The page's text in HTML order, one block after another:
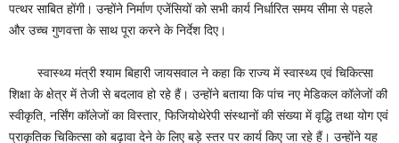
पत्थर साबित होंगी। उन्होंने निर्माण एजेंसियों को सभी कार्य निर्धारित समय सीमा से पहले
और उच्च गुणवत्ता के साथ पूरा करने के निर्देश दिए।
स्वास्थ्य मंत्री श्याम बिहारी जायसवाल ने कहा कि राज्य में स्वास्थ्य एवं चिकित्सा
शिक्षा के क्षेत्र में तेजी से बदलाव हो रहे हैं। उन्होंने बताया कि पांच नए मेडिकल कॉलेजों की
स्वीकृति, नर्सिंग कॉलेजों का विस्तार, फिजियोथेरेपी संस्थानों की संख्या में वृद्धि तथा योग एवं
प्राकृतिक चिकित्सा को बढ़ावा देने के लिए बड़े स्तर पर कार्य किए जा रहे हैं। उन्होंने यह